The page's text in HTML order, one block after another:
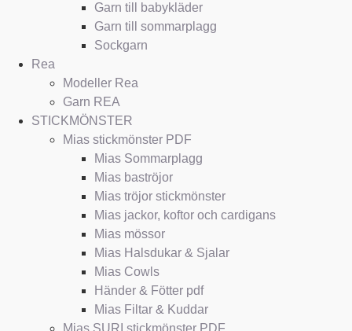
Garn till babykläder
Garn till sommarplagg
Sockgarn
Rea
Modeller Rea
Garn REA
STICKMÖNSTER
Mias stickmönster PDF
Mias Sommarplagg
Mias baströjor
Mias tröjor stickmönster
Mias jackor, koftor och cardigans
Mias mössor
Mias Halsdukar & Sjalar
Mias Cowls
Händer & Fötter pdf
Mias Filtar & Kuddar
Mias SURI stickmönster PDF